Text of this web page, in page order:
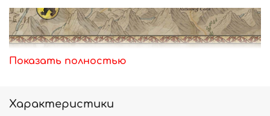
Показать полностью
Характеристики